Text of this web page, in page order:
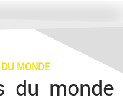
MONDE
du monde